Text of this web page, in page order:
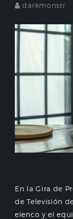
darkmonstr
En la Gira de
de Televisión
elenco y el